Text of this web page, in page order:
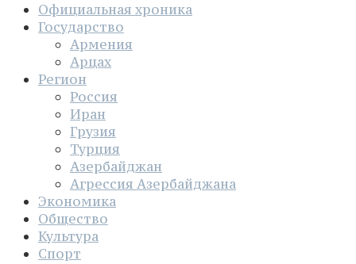
Официальная хроника
Государство
Армения
Арцах
Регион
Россия
Иран
Грузия
Турция
Азербайджан
Агрессия Азербайджана
Экономика
Общество
Культура
Спорт